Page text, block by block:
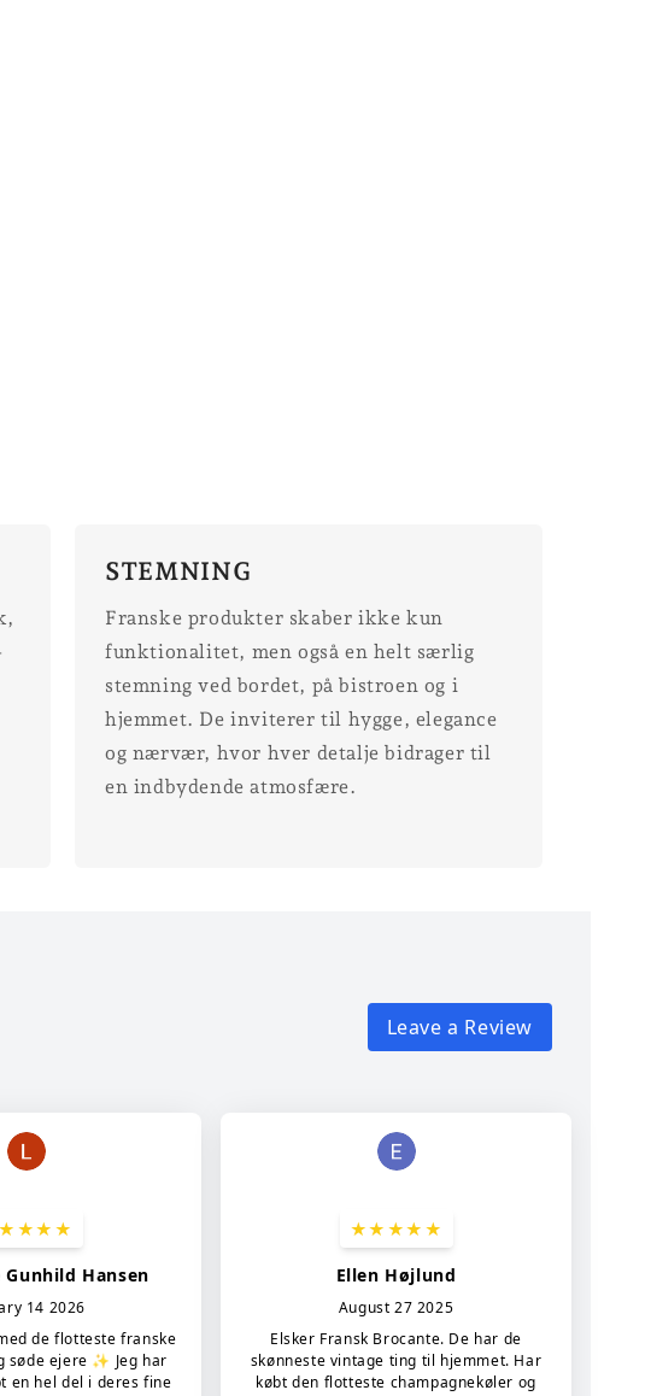
STEMNING
Franske produkter skaber ikke kun
funktionalitet, men også en helt særlig
stemning ved bordet, på bistroen og i
hjemmet. De inviterer til hygge, elegance
og nærvær, hvor hver detalje bidrager til
en indbydende atmosfære.